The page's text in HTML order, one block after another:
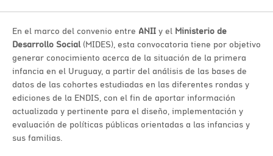
En el marco del convenio entre ANII y el Ministerio de
Desarrollo Social (MIDES), esta convocatoria tiene por objetivo
generar conocimiento acerca de la situación de la primera
infancia en el Uruguay, a partir del análisis de las bases de
datos de las cohortes estudiadas en las diferentes rondas y
ediciones de la ENDIS, con el fin de aportar información
actualizada y pertinente para el diseño, implementación y
evaluación de políticas públicas orientadas a las infancias y
sus familias.